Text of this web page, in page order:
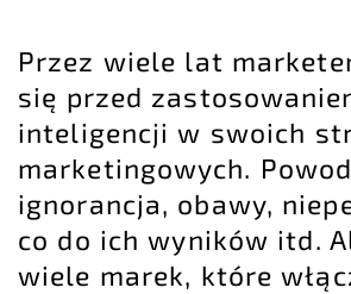
Przez wiele lat
się przed
inteligencji w swoich
marketingowych.
ignorancja, obawy,
co do ich wyników itd.
wiele marek, które